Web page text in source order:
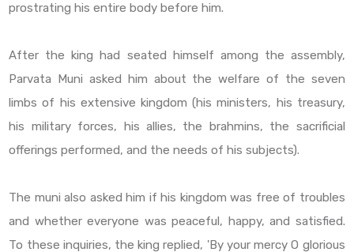
prostrating his entire body before him.
After the king had seated himself among the assembly,
Parvata Muni asked him about the welfare of the seven
limbs of his extensive kingdom (his ministers, his treasury,
his military forces, his allies, the brahmins, the sacrificial
offerings performed, and the needs of his subjects).
The muni also asked him if his kingdom was free of troubles
and whether everyone was peaceful, happy, and satisfied.
To these inquiries, the king replied, 'By your mercy O glorious